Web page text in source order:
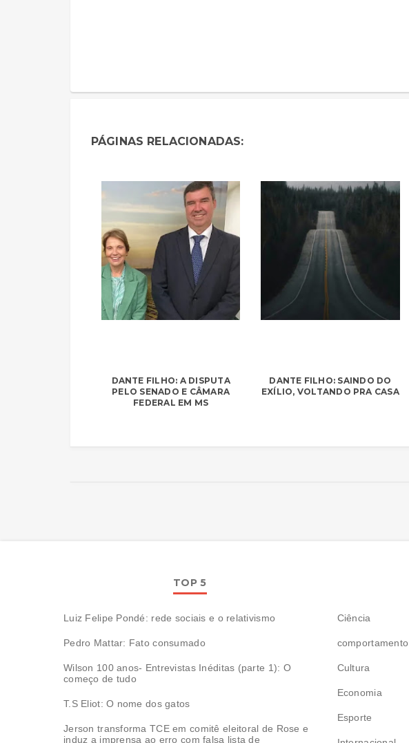
PÁGINAS RELACIONADAS:
DANTE FILHO: A DISPUTA
PELO SENADO E CÂMARA
FEDERAL EM MS
DANTE FILHO: SAINDO DO
EXÍLIO, VOLTANDO PRA CASA
TOP 5
Luiz Felipe Pondé: rede sociais e o relativismo
Pedro Mattar: Fato consumado
Wilson 100 anos- Entrevistas Inéditas (parte 1): O
começo de tudo
T.S Eliot: O nome dos gatos
Jerson transforma TCE em comitê eleitoral de Rose e
induz a imprensa ao erro com falsa lista de
Ciência
comportamento
Cultura
Economia
Esporte